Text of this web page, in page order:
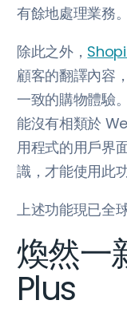
有餘地處理業務。
除此之外，
顧客的翻譯內容
一致的購物體驗
能沒有相類於
用程式的用戶界
識，才能使用此功
上述功能現已全
煥然一
Plus